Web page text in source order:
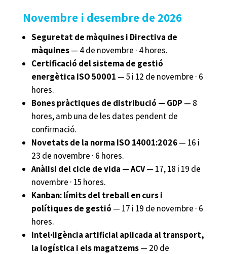
Novembre i desembre de 2026
Seguretat de màquines i Directiva de
màquines— 4 de novembre · 4 hores.
Certificació del sistema de gestió
energètica ISO 50001 — 5 i 12 de novembre · 6
hores.
Bones pràctiques de distribució — GDP — 8
hores, amb una de les dates pendent de
confirmació.
Novetats de la norma ISO 14001:2026— 16 i
23 de novembre · 6 hores.
Anàlisi del cicle de vida — ACV— 17, 18 i 19 de
novembre · 15 hores.
Kanban: límits del treball en curs i
polítiques de gestió — 17 i 19 de novembre · 6
hores.
Intel·ligència artificial aplicada al transport,
la logística i els magatzems— 20 de